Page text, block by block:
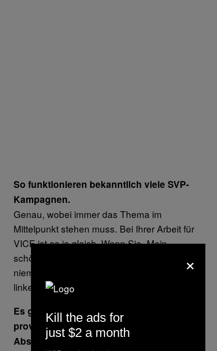
So funktionieren bekanntlich viele SVP-
Kampagnen.
Genau, wobei immer das Thema im
Mittelpunkt stehen muss. Bei Ihrer Arbeit für
VICE ist es ja gleich. Wenn Sie „Mein
schönstes Ferienerlebnis” schreiben, klickt
niemand drauf. Das ist das Problem der
linken Parteien.
Es gab in letzter Zeit aber auch
provokative linke Initiativen wie die
Abschaffung der Pauschalbesteuerung
×
Kill the ads for
just $2 a month